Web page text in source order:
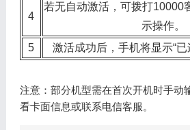
4
若无自动激活，可拨打10000
示操作。
5
激活成功后，手机将显示“已
注意：部分机型需在首次开机时手动
看卡面信息或联系电信客服。